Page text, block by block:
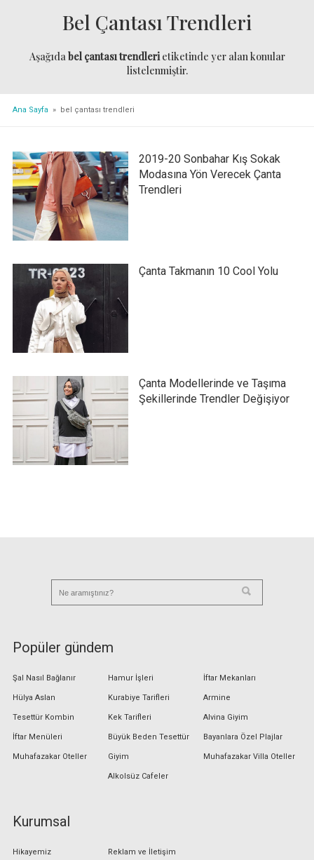
Bel Çantası Trendleri
Aşağıdabel çantası trendlerietiketinde yer alan konular
listelenmiştir.
Ana Sayfa » bel çantası trendleri
2019-20 Sonbahar Kış Sokak
Modasına Yön Verecek Çanta
Trendleri
Çanta Takmanın 10 Cool Yolu
Çanta Modellerinde ve Taşıma
Şekillerinde Trendler Değişiyor
Popüler gündem
Şal Nasıl Bağlanır
Hülya Aslan
Tesettür Kombin
İftar Menüleri
Muhafazakar Oteller
Hamur İşleri
Kurabiye Tarifleri
Kek Tarifleri
Büyük Beden Tesettür
Giyim
Alkolsüz Cafeler
İftar Mekanları
Armine
Alvina Giyim
Bayanlara Özel Plajlar
Muhafazakar Villa Oteller
Kurumsal
Hikayemiz Reklam ve İletişim